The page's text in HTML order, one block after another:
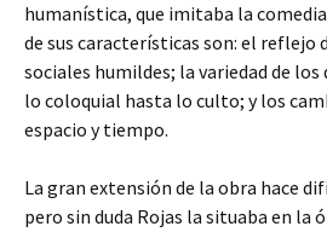
humanística, que imitaba la
de sus características son: el reflejo
sociales humildes; la variedad de los
lo coloquial hasta lo culto; y los
espacio y tiempo.
La gran extensión de la obra hace
pero sin duda Rojas la situaba en la